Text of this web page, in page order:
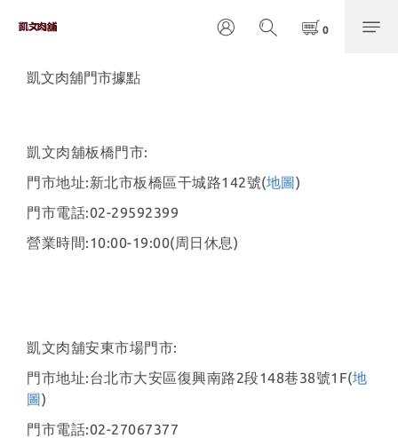
凱文肉舖門市據點
凱文肉舖板橋門市:
門市地址:新北市板橋區干城路142號(地圖)
門市電話:02-29592399
營業時間:10:00-19:00(周日休息)
凱文肉舖安東市場門市:
門市地址:台北市大安區復興南路2段148巷38號1F(地
圖)
門市電話:02-27067377